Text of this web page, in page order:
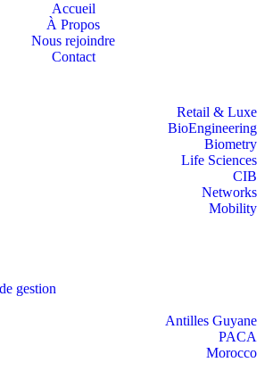
Accueil
À Propos
Nous rejoindre
Contact
Retail & Luxe
BioEngineering
Biometry
Life Sciences
CIB
Networks
Mobility
gestion
Antilles Guyane
PACA
Morocco